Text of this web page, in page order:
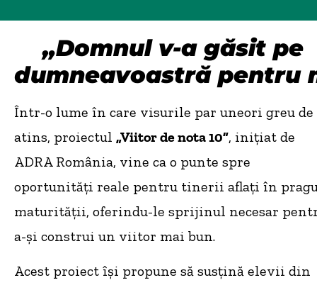
„Domnul v-a găsit pe
dumneavoastră pentru
Într-o lume în care visurile par uneori greu de
atins, proiectul „Viitor de nota 10”, inițiat de
ADRA România, vine ca o punte spre
oportunități reale pentru tinerii aflați în
maturității, oferindu-le sprijinul necesar
a-și construi un viitor mai bun.
Acest proiect își propune să susțină elevii din